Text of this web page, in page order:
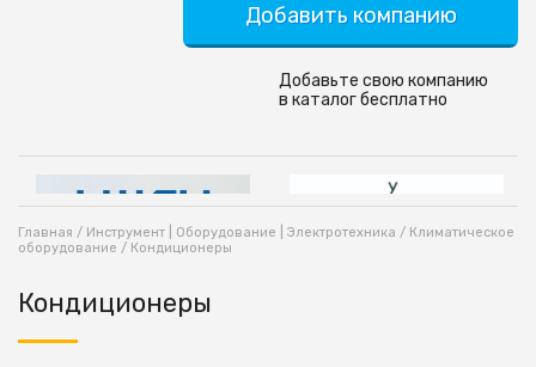
Добавить компанию
Добавьте свою компанию
в каталог бесплатно
Главная / Инструмент | Оборудование | Электротехника / Климатическое
оборудование / Кондиционеры
Кондиционеры